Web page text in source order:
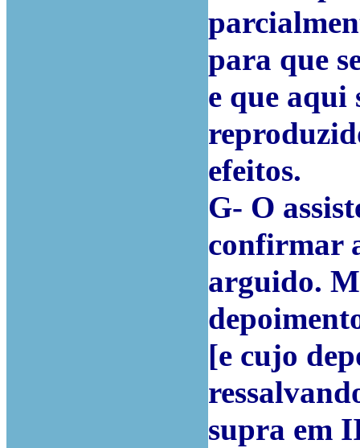
para que
e que aqui
efeitos.
G- O
confirmar
arguido.
[e cujo
supra em